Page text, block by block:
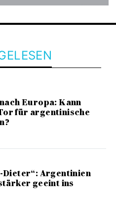
Europa: Kann
für argentinische
Dieter“: Argentinien
geeint ins